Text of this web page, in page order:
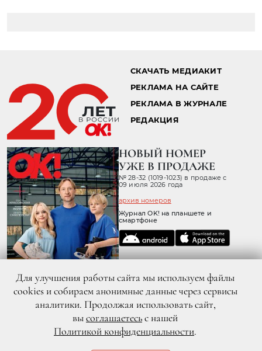
СКАЧАТЬ МЕДИАКИТ
РЕКЛАМА НА САЙТЕ
РЕКЛАМА В ЖУРНАЛЕ
РЕДАКЦИЯ
НОВЫЙ НОМЕР
УЖЕ В ПРОДАЖЕ
№ 28-32 (1019-1023) в продаже с
09 июля 2026 года
архив номеров
Журнал OK! на планшете и
смартфоне
© 2026 ООО «ХИТ ТВ» Все права защищены. 16+
Для улучшения работы сайта мы используем файлы
cookies и собираем анонимные данные через сервисы
аналитики. Продолжая использовать сайт,
высоглашаетесьс нашей
Политикой конфиденциальности.